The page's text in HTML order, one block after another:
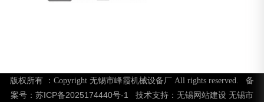
版权所有 ：Copyright 无锡市峰霞机械设备厂 All rights reserved. 备
案号： 苏ICP备2025174440号-1 技术支持： 无锡网站建设 无锡市